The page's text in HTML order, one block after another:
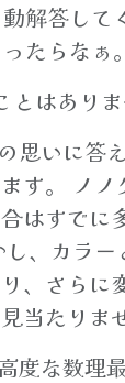
動解答して
たらなぁ
とはあり
思いに答
す。 ノ
はすでに
、カラー
、さらに
当たりま
度な数理